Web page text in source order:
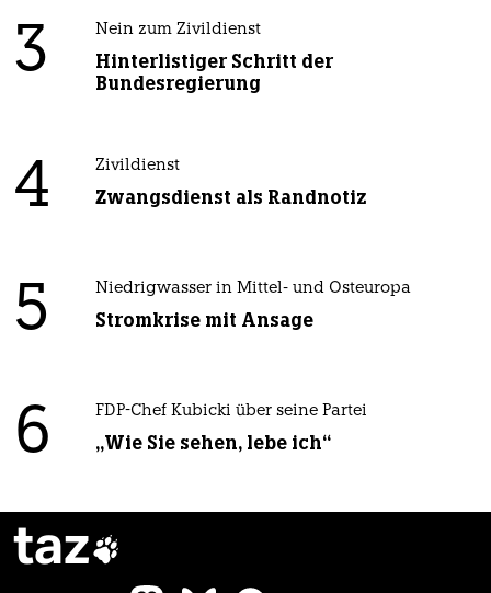
3 Nein zum Zivildienst
Hinterlistiger Schritt der
Bundesregierung
4 Zivildienst
Zwangsdienst als Randnotiz
5 Niedrigwasser in Mittel- und Osteuropa
Stromkrise mit Ansage
6 FDP-Chef Kubicki über seine Partei
„Wie Sie sehen, lebe ich“
taz